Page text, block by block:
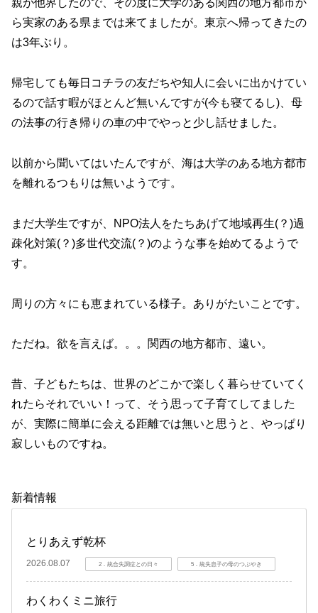
親が他界したので、その度に大学のある関西の地方都市か
ら実家のある県までは来てましたが。東京へ帰ってきたの
は3年ぶり。
帰宅しても毎日コチラの友だちや知人に会いに出かけてい
るので話す暇がほとんど無いんですが(今も寝てるし)、母
の法事の行き帰りの車の中でやっと少し話せました。
以前から聞いてはいたんですが、海は大学のある地方都市
を離れるつもりは無いようです。
まだ大学生ですが、NPO法人をたちあげて地域再生(？)過
疎化対策(？)多世代交流(？)のような事を始めてるようで
す。
周りの方々にも恵まれている様子。ありがたいことです。
ただね。欲を言えば。。。関西の地方都市、遠い。
昔、子どもたちは、世界のどこかで楽しく暮らせていてく
れたらそれでいい！って、そう思って子育てしてました
が、実際に簡単に会える距離では無いと思うと、やっぱり
寂しいものですね。
新着情報
とりあえず乾杯
2026.08.07 2．統合失調症との日々 5．統失息子の母のつぶやき
わくわくミニ旅行